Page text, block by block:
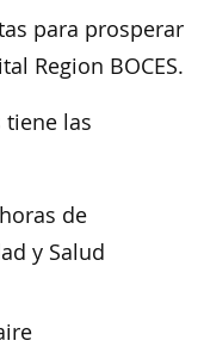
para prosperar
Region BOCES.
tiene las
de
y Salud